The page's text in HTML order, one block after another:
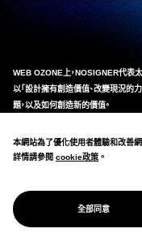
WEB OZONE上，NOSIGNER代表
以「設計擁有創造價值、改變現況的
題，以及如何創造新的價值。
価値を生み出し状
本網站為了優化使用者體驗和改善
詳情請參閱 cookie政策
cookie政策 。
全部同意